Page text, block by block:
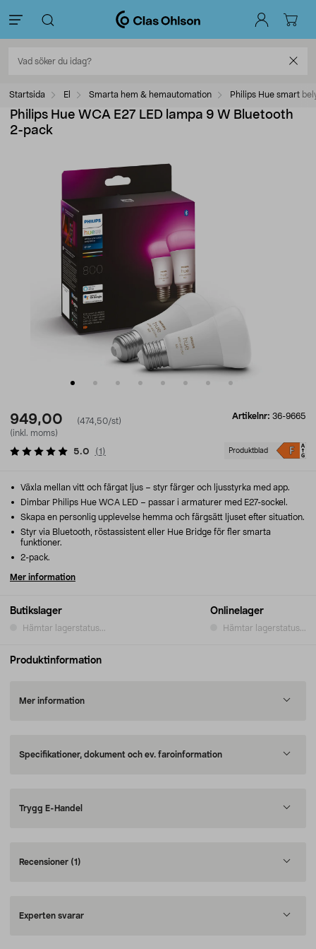
Startsida El Smarta hem & hemautomation Philips Hue smart
Philips Hue WCA E27 LED lampa 9 W Bluetooth
2-pack
949,00
(474,50/st)
(inkl. moms)
Artikelnr: 36-9665
Produktblad
5.0 (1 )
Butikslager
Hämtar lagerstatus...
Onlinelager
Hämtar lagerstatus...
Växla mellan vitt och färgat ljus – styr färger och ljusstyrka med app.
Dimbar Philips Hue WCA LED – passar i armaturer med E27-sockel.
Skapa en personlig upplevelse hemma och färgsätt ljuset efter situation.
Styr via Bluetooth, röstassistent eller Hue Bridge för fler smarta
funktioner.
2-pack.
Mer information
Produktinformation
Mer information
Specifikationer, dokument och ev. faroinformation
Trygg E-Handel
Recensioner (1)
Experten svarar